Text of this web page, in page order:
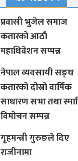
प्रवासी भुजेल समाज
कतारको आठाै
महाधिवेशन सप्पन्न
नेपाल व्यवसायी सङ्घ
कतारको दोस्रो वार्षिक
साधारण सभा तथा
विमोचन सम्पन्न
गृहमन्त्री गुरुङले दिए
राजीनामा